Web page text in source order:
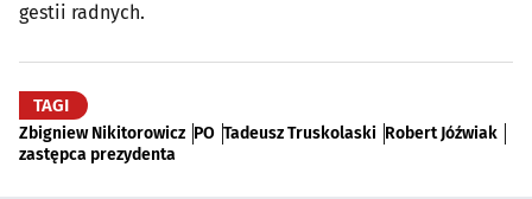
gestii radnych.
TAGI
Zbigniew Nikitorowicz PO Tadeusz Truskolaski Robert Jóźwiak
zastępca prezydenta